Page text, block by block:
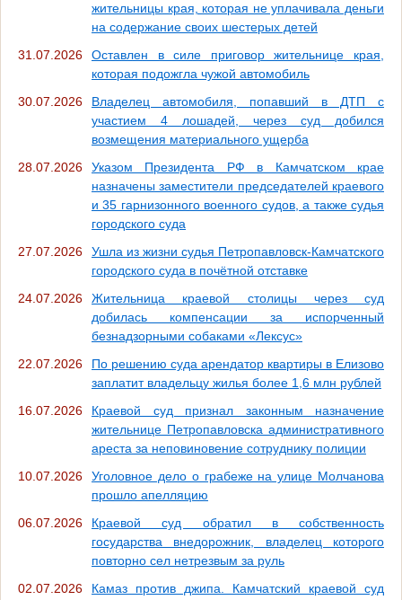
жительницы края, которая не уплачивала деньги
на содержание своих шестерых детей
31.07.2026
Оставлен в силе приговор жительнице края,
которая подожгла чужой автомобиль
30.07.2026
Владелец автомобиля, попавший в ДТП с
участием 4 лошадей, через суд добился
возмещения материального ущерба
28.07.2026
Указом Президента РФ в Камчатском крае
назначены заместители председателей краевого
и 35 гарнизонного военного судов, а также судья
городского суда
27.07.2026
Ушла из жизни судья Петропавловск-Камчатского
городского суда в почётной отставке
24.07.2026
Жительница краевой столицы через суд
добилась компенсации за испорченный
безнадзорными собаками «Лексус»
22.07.2026
По решению суда арендатор квартиры в Елизово
заплатит владельцу жилья более 1,6 млн рублей
16.07.2026
Краевой суд признал законным назначение
жительнице Петропавловска административного
ареста за неповиновение сотруднику полиции
10.07.2026
Уголовное дело о грабеже на улице Молчанова
прошло апелляцию
06.07.2026
Краевой суд обратил в собственность
государства внедорожник, владелец которого
повторно сел нетрезвым за руль
02.07.2026
Камаз против джипа. Камчатский краевой суд